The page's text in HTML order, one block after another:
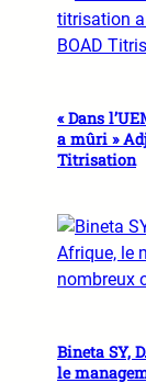
« Dans
a mûri »
Titrisation
Bineta SY,
le